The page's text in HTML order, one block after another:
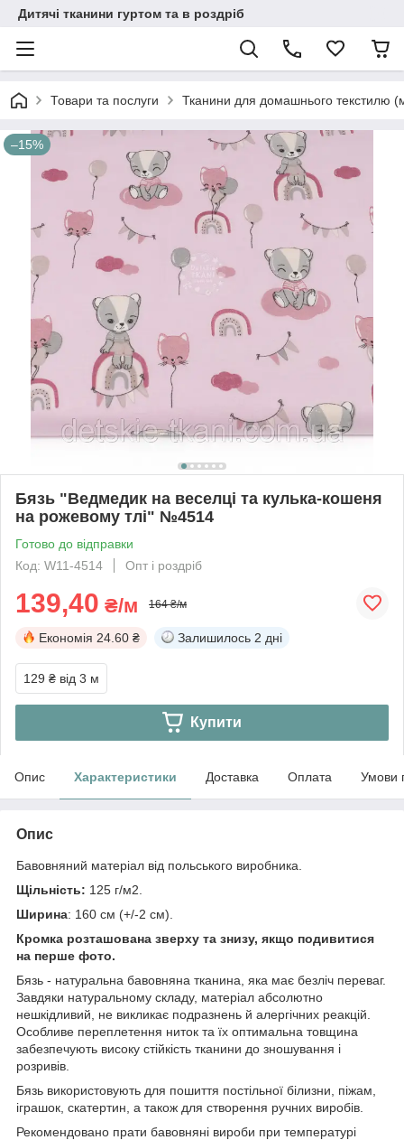
Дитячі тканини гуртом та в роздріб
Товари та послуги Тканини для домашнього текстилю
–15%
Бязь "Ведмедик на веселці та кулька-кошеня
на рожевому тлі" №4514
Готово до відправки
Код: W11-4514
Опт і роздріб
139,40 ₴/м 164 ₴/м
Економія 24.60 ₴ Залишилось 2 дні
129 ₴ від 3 м
Купити
Опис Характеристики Доставка Оплата Умови
Опис
Бавовняний матеріал від польського виробника.
Щільність: 125 г/м2.
Ширина: 160 см (+/-2 см).
Кромка розташована зверху та знизу, якщо подивитися
на перше фото.
Бязь - натуральна бавовняна тканина, яка має безліч переваг.
Завдяки натуральному складу, матеріал абсолютно
нешкідливий, не викликає подразнень й алергічних реакцій.
Особливе переплетення ниток та їх оптимальна товщина
забезпечують високу стійкість тканини до зношування і
розривів.
Бязь використовують для пошиття постільної білизни, піжам,
іграшок, скатертин, а також для створення ручних виробів.
Рекомендовано прати бавовняні вироби при температурі